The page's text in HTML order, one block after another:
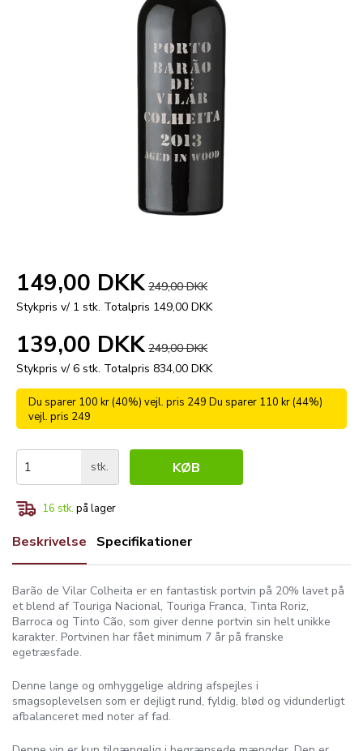
149,00 DKK 249,00 DKK
Stykpris v/ 1 stk. Totalpris 149,00 DKK
139,00 DKK 249,00 DKK
Stykpris v/ 6 stk. Totalpris 834,00 DKK
Du sparer 100 kr (40%) vejl. pris 249 Du sparer 110 kr (44%)
vejl. pris 249
stk. KØB
16 stk. på lager
Beskrivelse Specifikationer
Barão de Vilar Colheita er en fantastisk portvin på 20% lavet på
et blend af Touriga Nacional, Touriga Franca, Tinta Roriz,
Barroca og Tinto Cão, som giver denne portvin sin helt unikke
karakter. Portvinen har fået minimum 7 år på franske
egetræsfade.
Denne lange og omhyggelige aldring afspejles i
smagsoplevelsen som er dejligt rund, fyldig, blød og vidunderligt
afbalanceret med noter af fad.